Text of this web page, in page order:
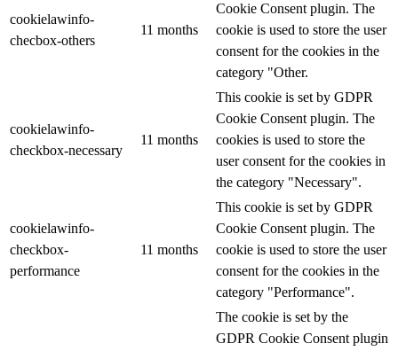
cookielawinfo-
checbox-others
11 months
Cookie Consent plugin. The
cookie is used to store the user
consent for the cookies in the
category "Other.
cookielawinfo-
checkbox-necessary
11 months
This cookie is set by GDPR
Cookie Consent plugin. The
cookies is used to store the
user consent for the cookies in
the category "Necessary".
cookielawinfo-
checkbox-
performance
11 months
This cookie is set by GDPR
Cookie Consent plugin. The
cookie is used to store the user
consent for the cookies in the
category "Performance".
The cookie is set by the
GDPR Cookie Consent plugin